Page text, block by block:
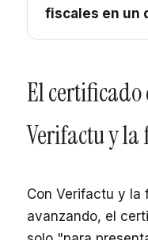
fiscales en un
El certificado
Verifactu y
Con Verifactu y la
avanzando, el